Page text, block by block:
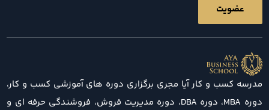
مدرسه کسب و کار آیا مجری برگزاری دوره های آموزشی کسب و کار،
دوره MBA، دوره DBA، دوره مدیریت فروش، فروشندگی حرفه ای و